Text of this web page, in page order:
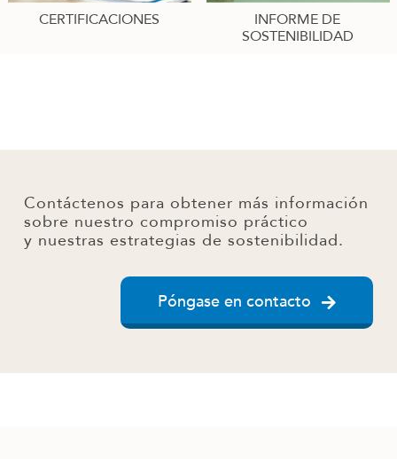
CERTIFICACIONES
INFORME DE
SOSTENIBILIDAD
Contáctenos para obtener más información
sobre nuestro compromiso práctico
y nuestras estrategias de sostenibilidad.
Póngase en contacto